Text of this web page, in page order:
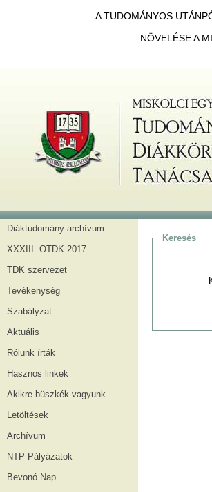
A TUDOMÁNYOS
NÖVELÉSE A
Diáktudomány archívum
XXXIII. OTDK 2017
TDK szervezet
Tevékenység
Szabályzat
Aktuális
Rólunk írták
Hasznos linkek
Akikre büszkék vagyunk
Letöltések
Archívum
NTP Pályázatok
Bevonó Nap
Keresés